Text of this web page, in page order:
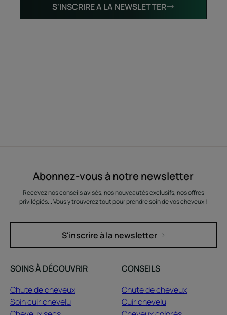
S'INSCRIRE A LA NEWSLETTER
Abonnez-vous à notre newsletter
Recevez nos conseils avisés, nos nouveautés exclusifs, nos offres
privilégiés... Vous y trouverez tout pour prendre soin de vos cheveux !
S'inscrire à la newsletter
SOINS À DÉCOUVRIR
Chute de cheveux
Soin cuir chevelu
CONSEILS
Chute de cheveux
Cuir chevelu